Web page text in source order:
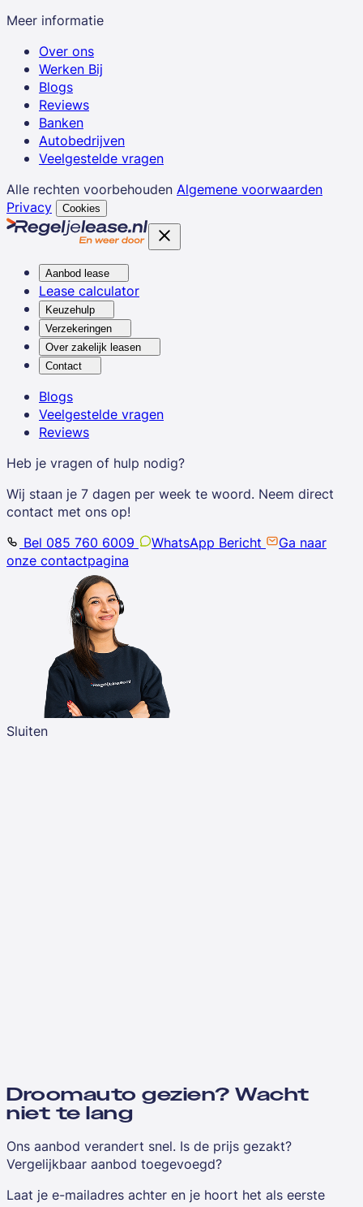
Meer informatie
Over ons
Werken Bij
Blogs
Reviews
Banken
Autobedrijven
Veelgestelde vragen
Alle rechten voorbehouden Algemene voorwaarden
Privacy
Cookies
Aanbod lease
Lease calculator
Keuzehulp
Verzekeringen
Over zakelijk leasen
Contact
Blogs
Veelgestelde vragen
Reviews
Heb je vragen of hulp nodig?
Wij staan je 7 dagen per week te woord. Neem direct
contact met ons op!
Bel 085 760 6009
WhatsApp Bericht
Ga naar
onze contactpagina
Sluiten
Droomauto gezien? Wacht
niet te lang
Ons aanbod verandert snel. Is de prijs gezakt?
Vergelijkbaar aanbod toegevoegd?
Laat je e-mailadres achter en je hoort het als eerste